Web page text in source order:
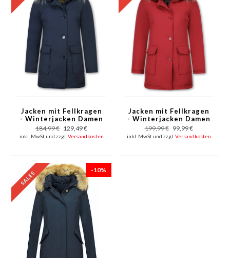
Jacken mit Fellkragen
- Winterjacken Damen
Lange - Parka Wooly -
Paspeltasche - Blau
184,99 € 129,49 €
inkl. MwSt und zzgl. Versandkosten
Jacken mit Fellkragen
- Winterjacken Damen
Lange - Parka Wooly -
Paspeltasche - Rot
199,99 € 99,99 €
inkl. MwSt und zzgl. Versandkosten
-10%